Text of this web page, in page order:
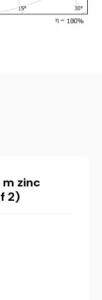
m zinc
2)